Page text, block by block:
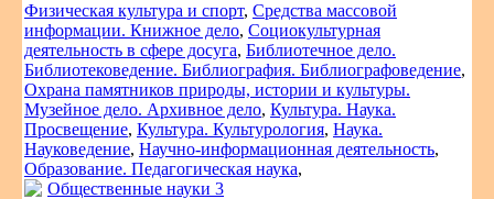
Физическая культура и спорт, Средства массовой
информации. Книжное дело, Социокультурная
деятельность в сфере досуга, Библиотечное дело.
Библиотековедение. Библиография. Библиографоведение,
Охрана памятников природы, истории и культуры.
Музейное дело. Архивное дело, Культура. Наука.
Просвещение, Культура. Культурология, Наука.
Науковедение, Научно-информационная деятельность,
Образование. Педагогическая наука,
Общественные науки 3